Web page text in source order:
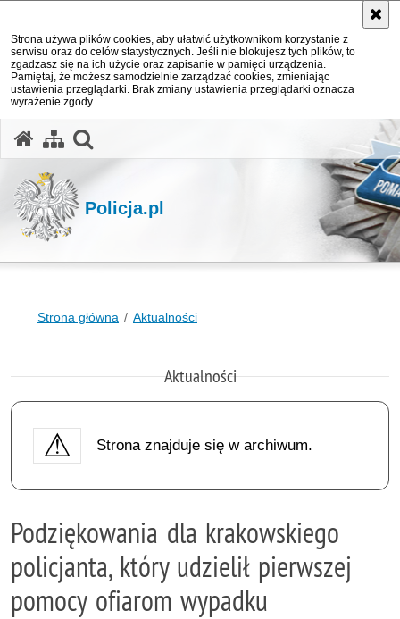
Strona używa plików cookies, aby ułatwić użytkownikom korzystanie z
serwisu oraz do celów statystycznych. Jeśli nie blokujesz tych plików, to
zgadzasz się na ich użycie oraz zapisanie w pamięci urządzenia.
Pamiętaj, że możesz samodzielnie zarządzać cookies, zmieniając
ustawienia przeglądarki. Brak zmiany ustawienia przeglądarki oznacza
wyrażenie zgody.
Policja.pl
Strona główna Aktualności
Aktualności
Strona znajduje się w archiwum.
Podziękowania dla krakowskiego
policjanta, który udzielił pierwszej
pomocy ofiarom wypadku